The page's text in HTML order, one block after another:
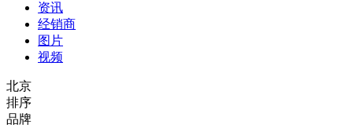
资讯
经销商
图片
视频
北京
排序
品牌